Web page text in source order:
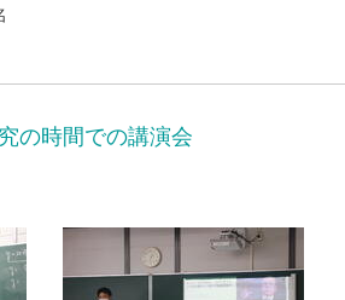
の時間での講演会